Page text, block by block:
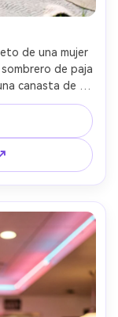
de una mujer
de paja
canasta de
de fresa,
dorada,
A7IV, 50mm
natural y
de estilo